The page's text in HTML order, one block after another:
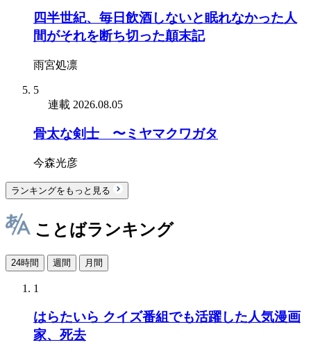
四半世紀、毎日飲酒しないと眠れなかった人
間がそれを断ち切った顛末記
雨宮処凛
5
連載 2026.08.05
骨太な剣士 〜ミヤマクワガタ
今森光彦
ランキングをもっと見る
ことばランキング
24時間 週間 月間
1
はらたいら クイズ番組でも活躍した人気漫画
家、死去